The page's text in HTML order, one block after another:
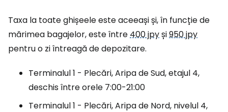
Taxa la toate ghișeele este aceeași și, în funcție de
mărimea bagajelor, este între400 jpyși950 jpy
pentru o zi întreagă de depozitare.
Terminalul 1 - Plecări, Aripa de Sud, etajul 4,
deschis între orele 7:00-21:00
Terminalul 1 - Plecări, Aripa de Nord, nivelul 4,